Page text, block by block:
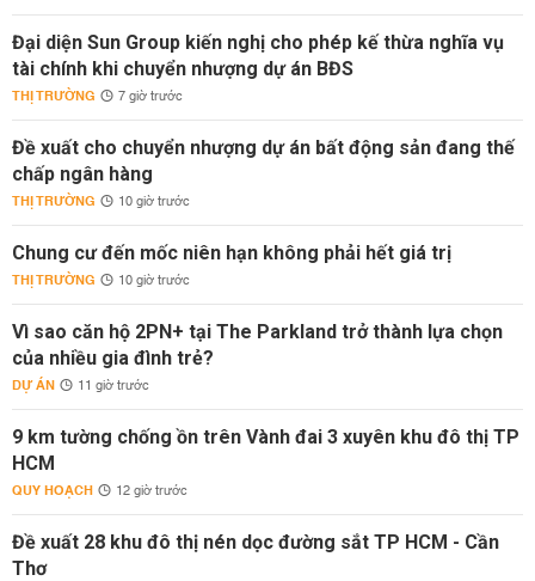
Đại diện Sun Group kiến nghị cho phép kế thừa nghĩa vụ
tài chính khi chuyển nhượng dự án BĐS
THỊ TRƯỜNG 7 giờ trước
Đề xuất cho chuyển nhượng dự án bất động sản đang thế
chấp ngân hàng
THỊ TRƯỜNG 10 giờ trước
Chung cư đến mốc niên hạn không phải hết giá trị
THỊ TRƯỜNG 10 giờ trước
Vì sao căn hộ 2PN+ tại The Parkland trở thành lựa chọn
của nhiều gia đình trẻ?
DỰ ÁN 11 giờ trước
9 km tường chống ồn trên Vành đai 3 xuyên khu đô thị TP
HCM
QUY HOẠCH 12 giờ trước
Đề xuất 28 khu đô thị nén dọc đường sắt TP HCM - Cần
Thơ